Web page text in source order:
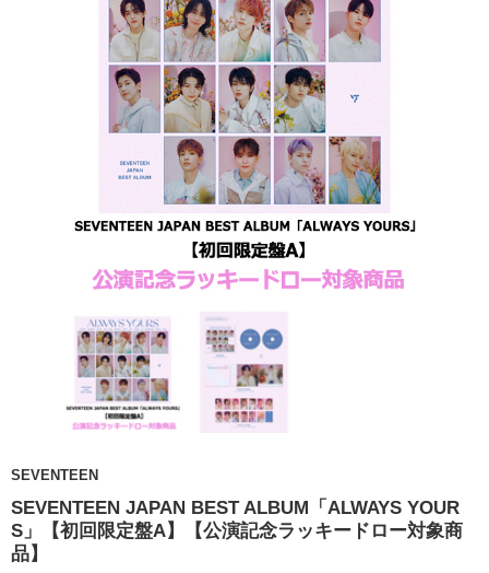
SEVENTEEN
SEVENTEEN JAPAN BEST ALBUM「ALWAYS YOUR
S」【初回限定盤A】【公演記念ラッキードロー対象商
品】